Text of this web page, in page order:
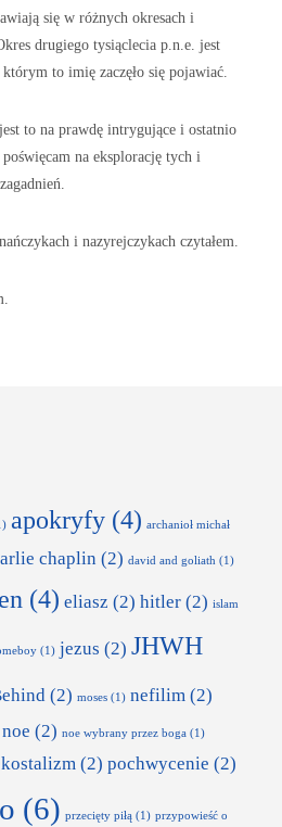
się w różnych okresach i
drugiego tysiąclecia p.n.e. jest
to imię zaczęło się pojawiać.
to na prawdę intrygujące i ostatnio
poświęcam na eksplorację tych i
i nazyrejczykach czytałem.
apokryfy (4) archanioł michał
chaplin (2) david and goliath (1)
(4) eliasz (2) hitler (2) islam
(1) jezus (2) JHWH
(2) moses (1) nefilim (2)
noe (2) noe wybrany przez boga (1)
(2) pochwycenie (2)
(6) przecięty piłą (1) przypowieść o